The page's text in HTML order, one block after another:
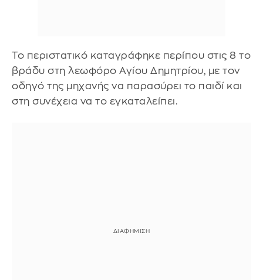
Το περιστατικό καταγράφηκε περίπου στις 8 το
βράδυ στη λεωφόρο Αγίου Δημητρίου, με τον
οδηγό της μηχανής να παρασύρει το παιδί και
στη συνέχεια να το εγκαταλείπει.